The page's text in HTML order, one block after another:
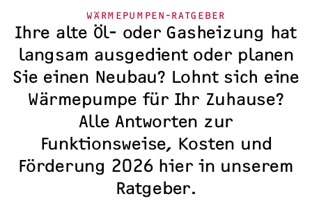
Kosten & Förderung
Erfahrungsberichte
WÄRMEPUMPEN-RATGEBER
Ihre alte Öl- oder Gasheizung hat
langsam ausgedient oder planen
Sie einen Neubau? Lohnt sich eine
Wärmepumpe für Ihr Zuhause?
Alle Antworten zur
Funktionsweise, Kosten und
Förderung 2026 hier in unserem
Ratgeber.